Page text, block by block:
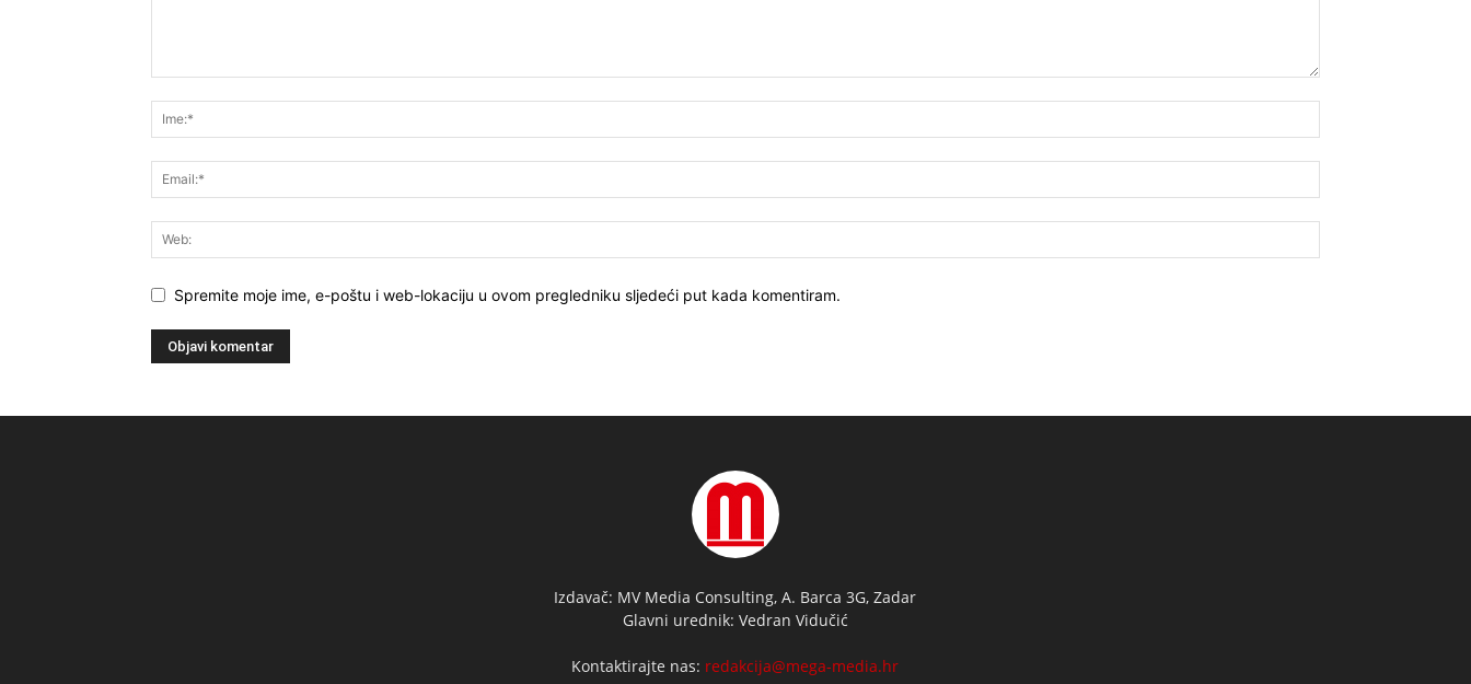
Spremite moje ime, e-poštu i web-lokaciju u ovom pregledniku sljedeći put kada komentiram.
Izdavač: MV Media Consulting, A. Barca 3G, Zadar
Glavni urednik: Vedran Vidučić
Kontaktirajte nas: redakcija@mega-media.hr